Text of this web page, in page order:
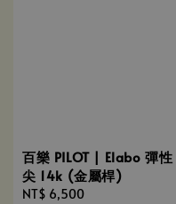
百樂 PILOT | Elabo 彈性
尖 14k (金屬桿)
Regular
NT$ 6,500